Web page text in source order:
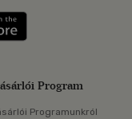
meg: Google
Program
Programunkról